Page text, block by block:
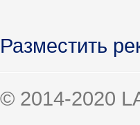
Разместить
© 2014-2020